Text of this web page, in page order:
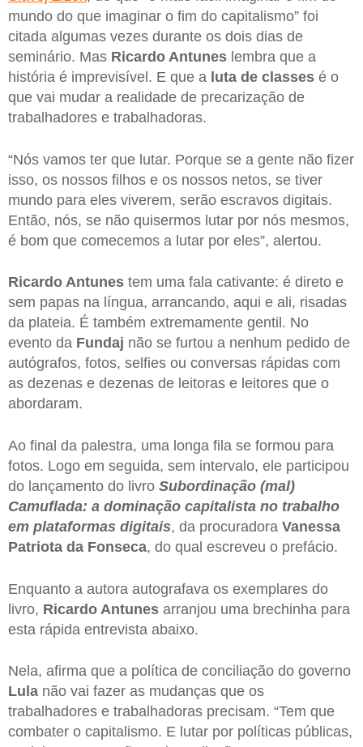
mundo do que imaginar o fim do capitalismo” foi
citada algumas vezes durante os dois dias de
seminário. Mas Ricardo Antunes lembra que a
história é imprevisível. E que a luta de classes é o
que vai mudar a realidade de precarização de
trabalhadores e trabalhadoras.
“Nós vamos ter que lutar. Porque se a gente não fizer
isso, os nossos filhos e os nossos netos, se tiver
mundo para eles viverem, serão escravos digitais.
Então, nós, se não quisermos lutar por nós mesmos,
é bom que comecemos a lutar por eles”, alertou.
Ricardo Antunes tem uma fala cativante: é direto e
sem papas na língua, arrancando, aqui e ali, risadas
da plateia. É também extremamente gentil. No
evento da Fundaj não se furtou a nenhum pedido de
autógrafos, fotos, selfies ou conversas rápidas com
as dezenas e dezenas de leitoras e leitores que o
abordaram.
Ao final da palestra, uma longa fila se formou para
fotos. Logo em seguida, sem intervalo, ele participou
do lançamento do livro Subordinação (mal)
Camuflada: a dominação capitalista no trabalho
em plataformas digitais, da procuradora Vanessa
Patriota da Fonseca, do qual escreveu o prefácio.
Enquanto a autora autografava os exemplares do
livro, Ricardo Antunes arranjou uma brechinha para
esta rápida entrevista abaixo.
Nela, afirma que a política de conciliação do governo
Lula não vai fazer as mudanças que os
trabalhadores e trabalhadoras precisam. “Tem que
combater o capitalismo. E lutar por políticas públicas,